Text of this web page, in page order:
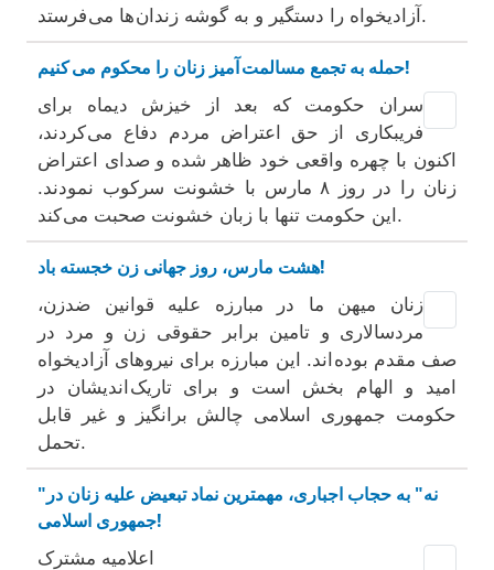
آزاديخواه را دستگير و به گوشه زندان ها می فرستد.
حمله به تجمع مسالمت آميز زنان را محکوم می کنيم!
سران حکومت که بعد از خيزش ديماه برای
فریبکاری از حق اعتراض مردم دفاع می کردند،
اکنون با چهره واقعی خود ظاهر شده و صدای اعتراض
زنان را در روز ۸ مارس با خشونت سرکوب نمودند.
این حکومت تنها با زبان خشونت صحبت می کند.
هشت مارس، روز جهانی زن خجسته باد!
زنان ميهن ما در مبارزه عليه قوانين ضدزن،
مردسالاری و تامين برابر حقوقی زن و مرد در
صف مقدم بوده اند. اين مبارزه برای نيروهای آزاديخواه
اميد و الهام بخش است و برای تاريک انديشان در
حکومت جمهوری اسلامی چالش برانگيز و غير قابل
تحمل.
"نه" به حجاب اجباری، مهمترین نماد تبعیض علیه زنان در
جمهوری اسلامی!
اعلاميه مشترک